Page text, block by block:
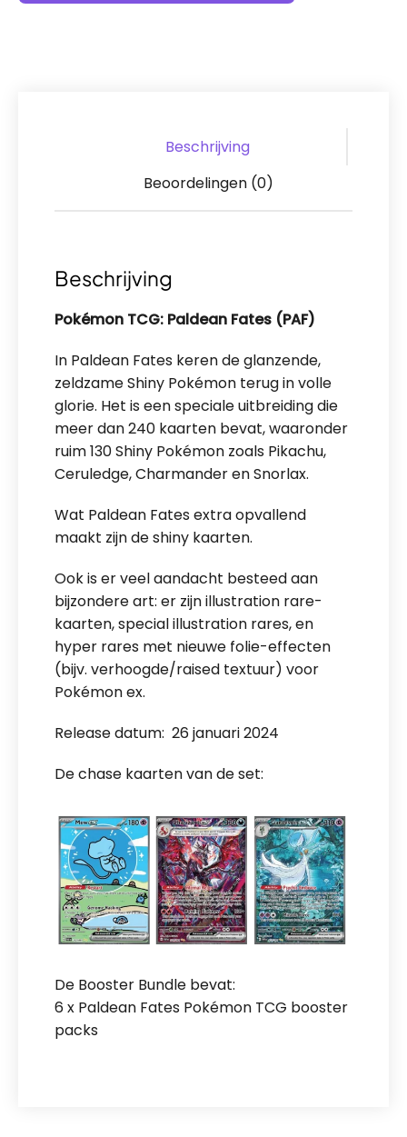
Beschrijving
Beoordelingen (0)
Beschrijving
Pokémon TCG: Paldean Fates (PAF)
In Paldean Fates keren de glanzende,
zeldzame Shiny Pokémon terug in volle
glorie. Het is een speciale uitbreiding die
meer dan 240 kaarten bevat, waaronder
ruim 130 Shiny Pokémon zoals Pikachu,
Ceruledge, Charmander en Snorlax.
Wat Paldean Fates extra opvallend
maakt zijn de shiny kaarten.
Ook is er veel aandacht besteed aan
bijzondere art: er zijn illustration rare-
kaarten, special illustration rares, en
hyper rares met nieuwe folie-effecten
(bijv. verhoogde/raised textuur) voor
Pokémon ex.
Release datum: 26 januari 2024
De chase kaarten van de set:
De Booster Bundle bevat:
6 x Paldean Fates Pokémon TCG booster
packs